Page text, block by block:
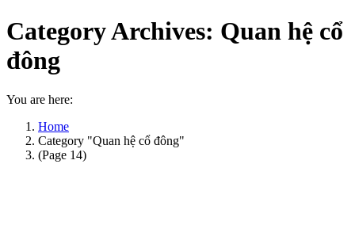
Category Archives: Quan hệ cổ
đông
You are here:
Home
Category "Quan hệ cổ đông"
(Page 14)